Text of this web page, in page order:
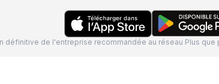
définitive de l'entreprise recommandée au réseau Plus